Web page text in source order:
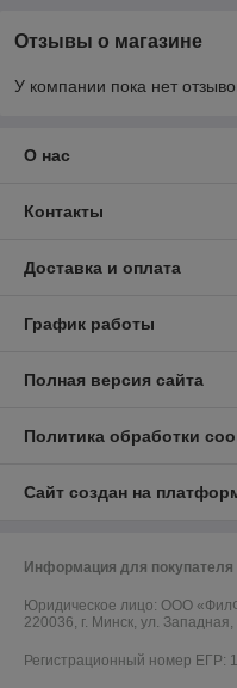
Отзывы о магазине
У компании пока нет
О нас
Контакты
Доставка и оплата
График работы
Полная версия сайта
Политика обработки
Сайт создан на
Информация для покупателя
Юридическое лицо: ООО
220036, г. Минск, ул. Западная,
Регистрационный номер ЕГР: